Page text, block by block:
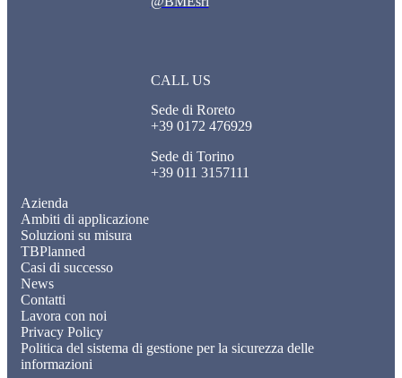
CALL US
Sede di Roreto
+39 0172 476929
Sede di Torino
+39 011 3157111
Azienda
Ambiti di applicazione
Soluzioni su misura
TBPlanned
Casi di successo
News
Contatti
Lavora con noi
Privacy Policy
Politica del sistema di gestione per la sicurezza delle
informazioni